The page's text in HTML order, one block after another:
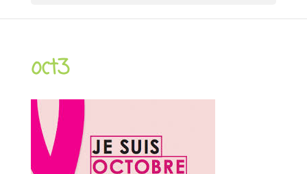
oct3